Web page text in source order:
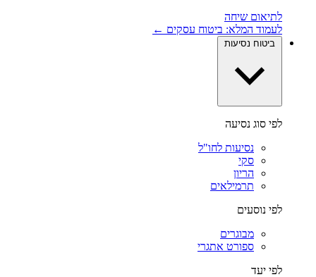
לתיאום שיחה
לעמוד המלא: ביטוח עסקים ←
ביטוח נסיעות
לפי סוג נסיעה
נסיעות לחו"ל
סקי
הריון
תרמילאים
לפי נוסעים
מבוגרים
ספורט אתגרי
לפי יעד